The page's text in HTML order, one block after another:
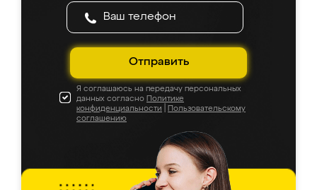
Отправить
Я соглашаюсь на передачу персональных
данных согласно Политике
конфиденциальности
Пользовательскому
соглашению